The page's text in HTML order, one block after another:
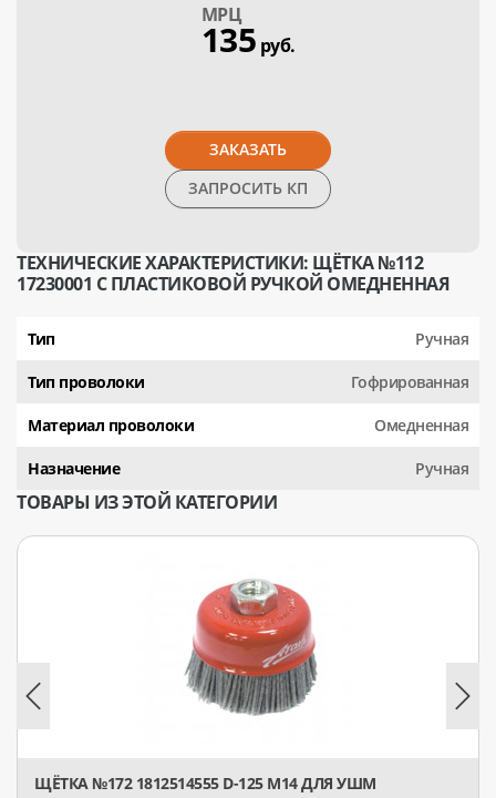
МPЦ
135 руб.
ЗАКАЗАТЬ
ЗАПРОСИТЬ КП
ТЕХНИЧЕСКИЕ ХАРАКТЕРИСТИКИ: ЩЁТКА №112
17230001 С ПЛАСТИКОВОЙ РУЧКОЙ ОМЕДНЕННАЯ
Тип Ручная
Тип проволоки Гофрированная
Материал проволоки Омедненная
Назначение Ручная
ТОВАРЫ ИЗ ЭТОЙ КАТЕГОРИИ
ЩЁТКА №172 1812514555 D-125 M14 ДЛЯ УШМ